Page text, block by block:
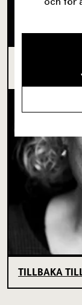
SOM ÄNNU
TILLBAKA